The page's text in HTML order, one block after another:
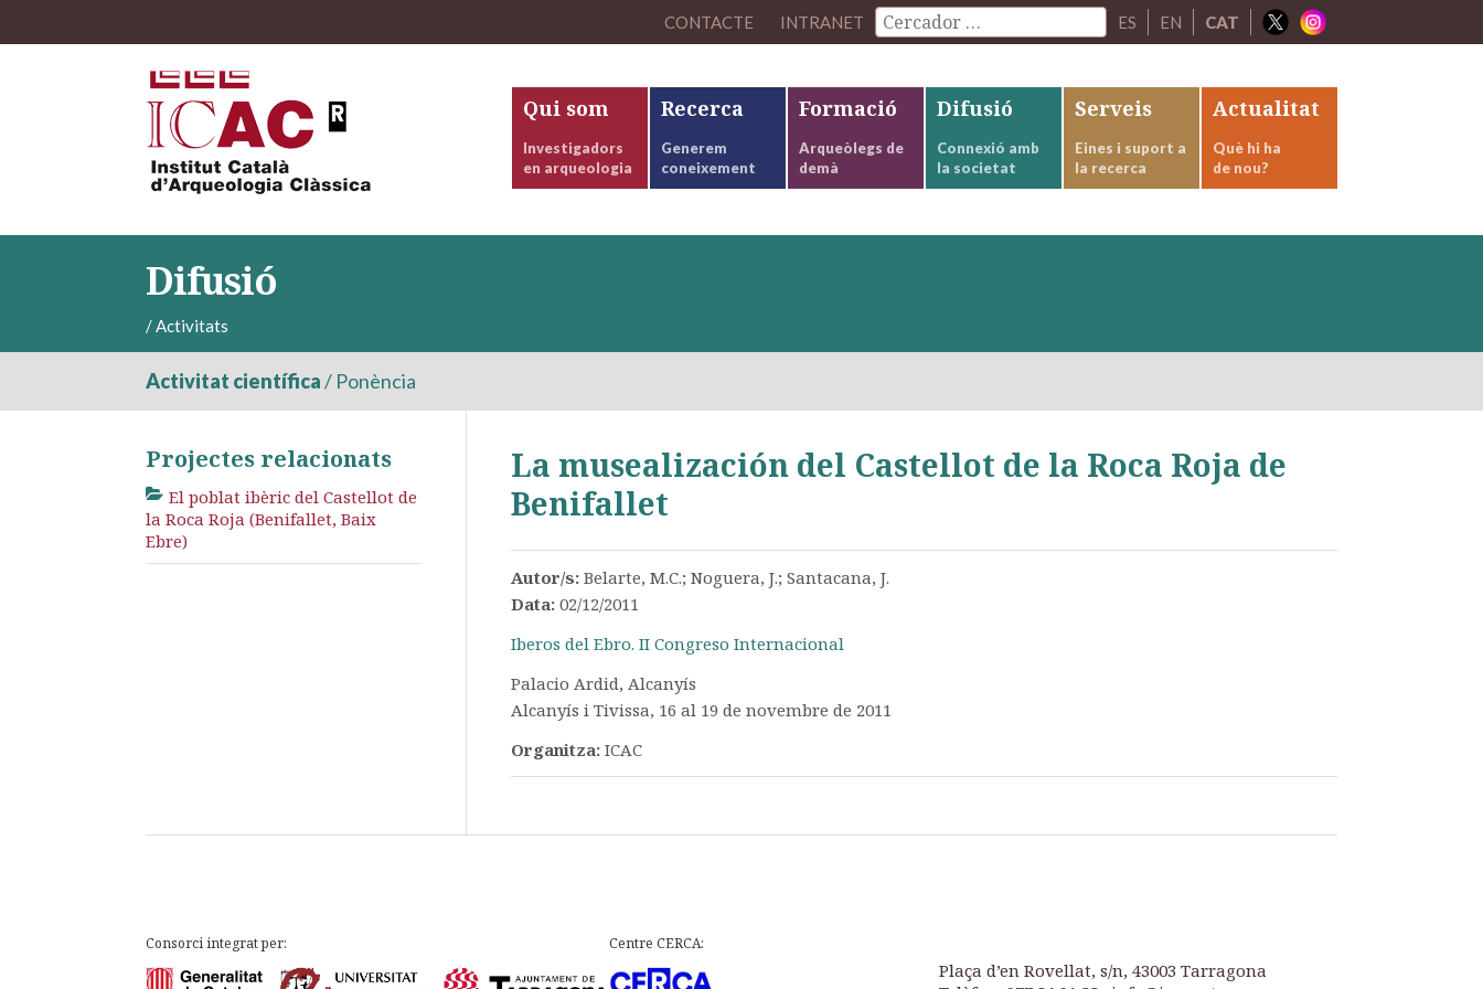
CONTACTE INTRANET ES EN CAT
Qui som
Investigadors
en arqueologia
Recerca
Generem
coneixement
Formació
Arqueòlegs de
demà
Difusió
Connexió amb
la societat
Serveis
Eines i suport a
la recerca
Actualitat
Què hi ha
de nou?
Difusió
/Activitats
Activitat científica/ Ponència
La musealización del Castellot de la Roca Roja de
Benifallet
Autor/s: Belarte, M.C.; Noguera, J.; Santacana, J.
Data: 02/12/2011
Iberos del Ebro. II Congreso Internacional
Palacio Ardid, Alcanyís
Alcanyís i Tivissa, 16 al 19 de novembre de 2011
Organitza: ICAC
Projectes relacionats
El poblat ibèric del Castellot de
la Roca Roja (Benifallet, Baix
Ebre)
Consorci integrat per: Centre CERCA:
Plaça d’en Rovellat, s/n, 43003 Tarragona